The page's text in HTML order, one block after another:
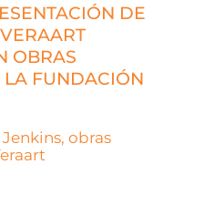
DE
OBRAS
FUNDACIÓN
obras